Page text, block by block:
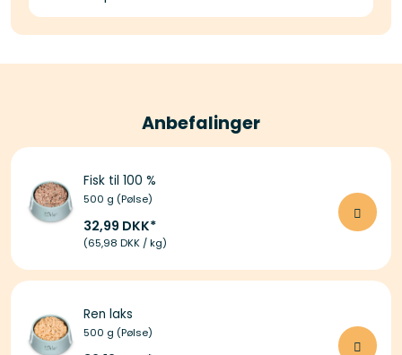
Anbefalinger
Fisk til 100 %
500 g (Pølse)
32,99 DKK
(65,98 DKK / kg)
Ren laks
500 g (Pølse)